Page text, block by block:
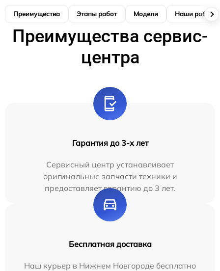
Преимущества Этапы работ Модели Наши работы
Преимущества сервис-
центра
Гарантия до 3-х лет
Сервисный центр устанавливает
оригинальные запчасти техники и
предоставляет гарантию до 3 лет.
Бесплатная доставка
Наш курьер в Нижнем Новгороде бесплатно